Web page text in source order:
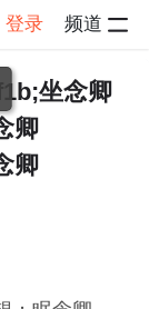
登录 频道
坐念卿
卿
卿